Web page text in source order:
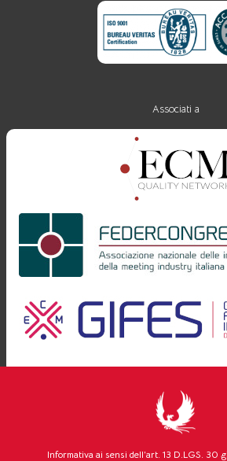
Associati a
Progettazione e
Informativa ai sensi dell’art. 13 D.LGS. 30